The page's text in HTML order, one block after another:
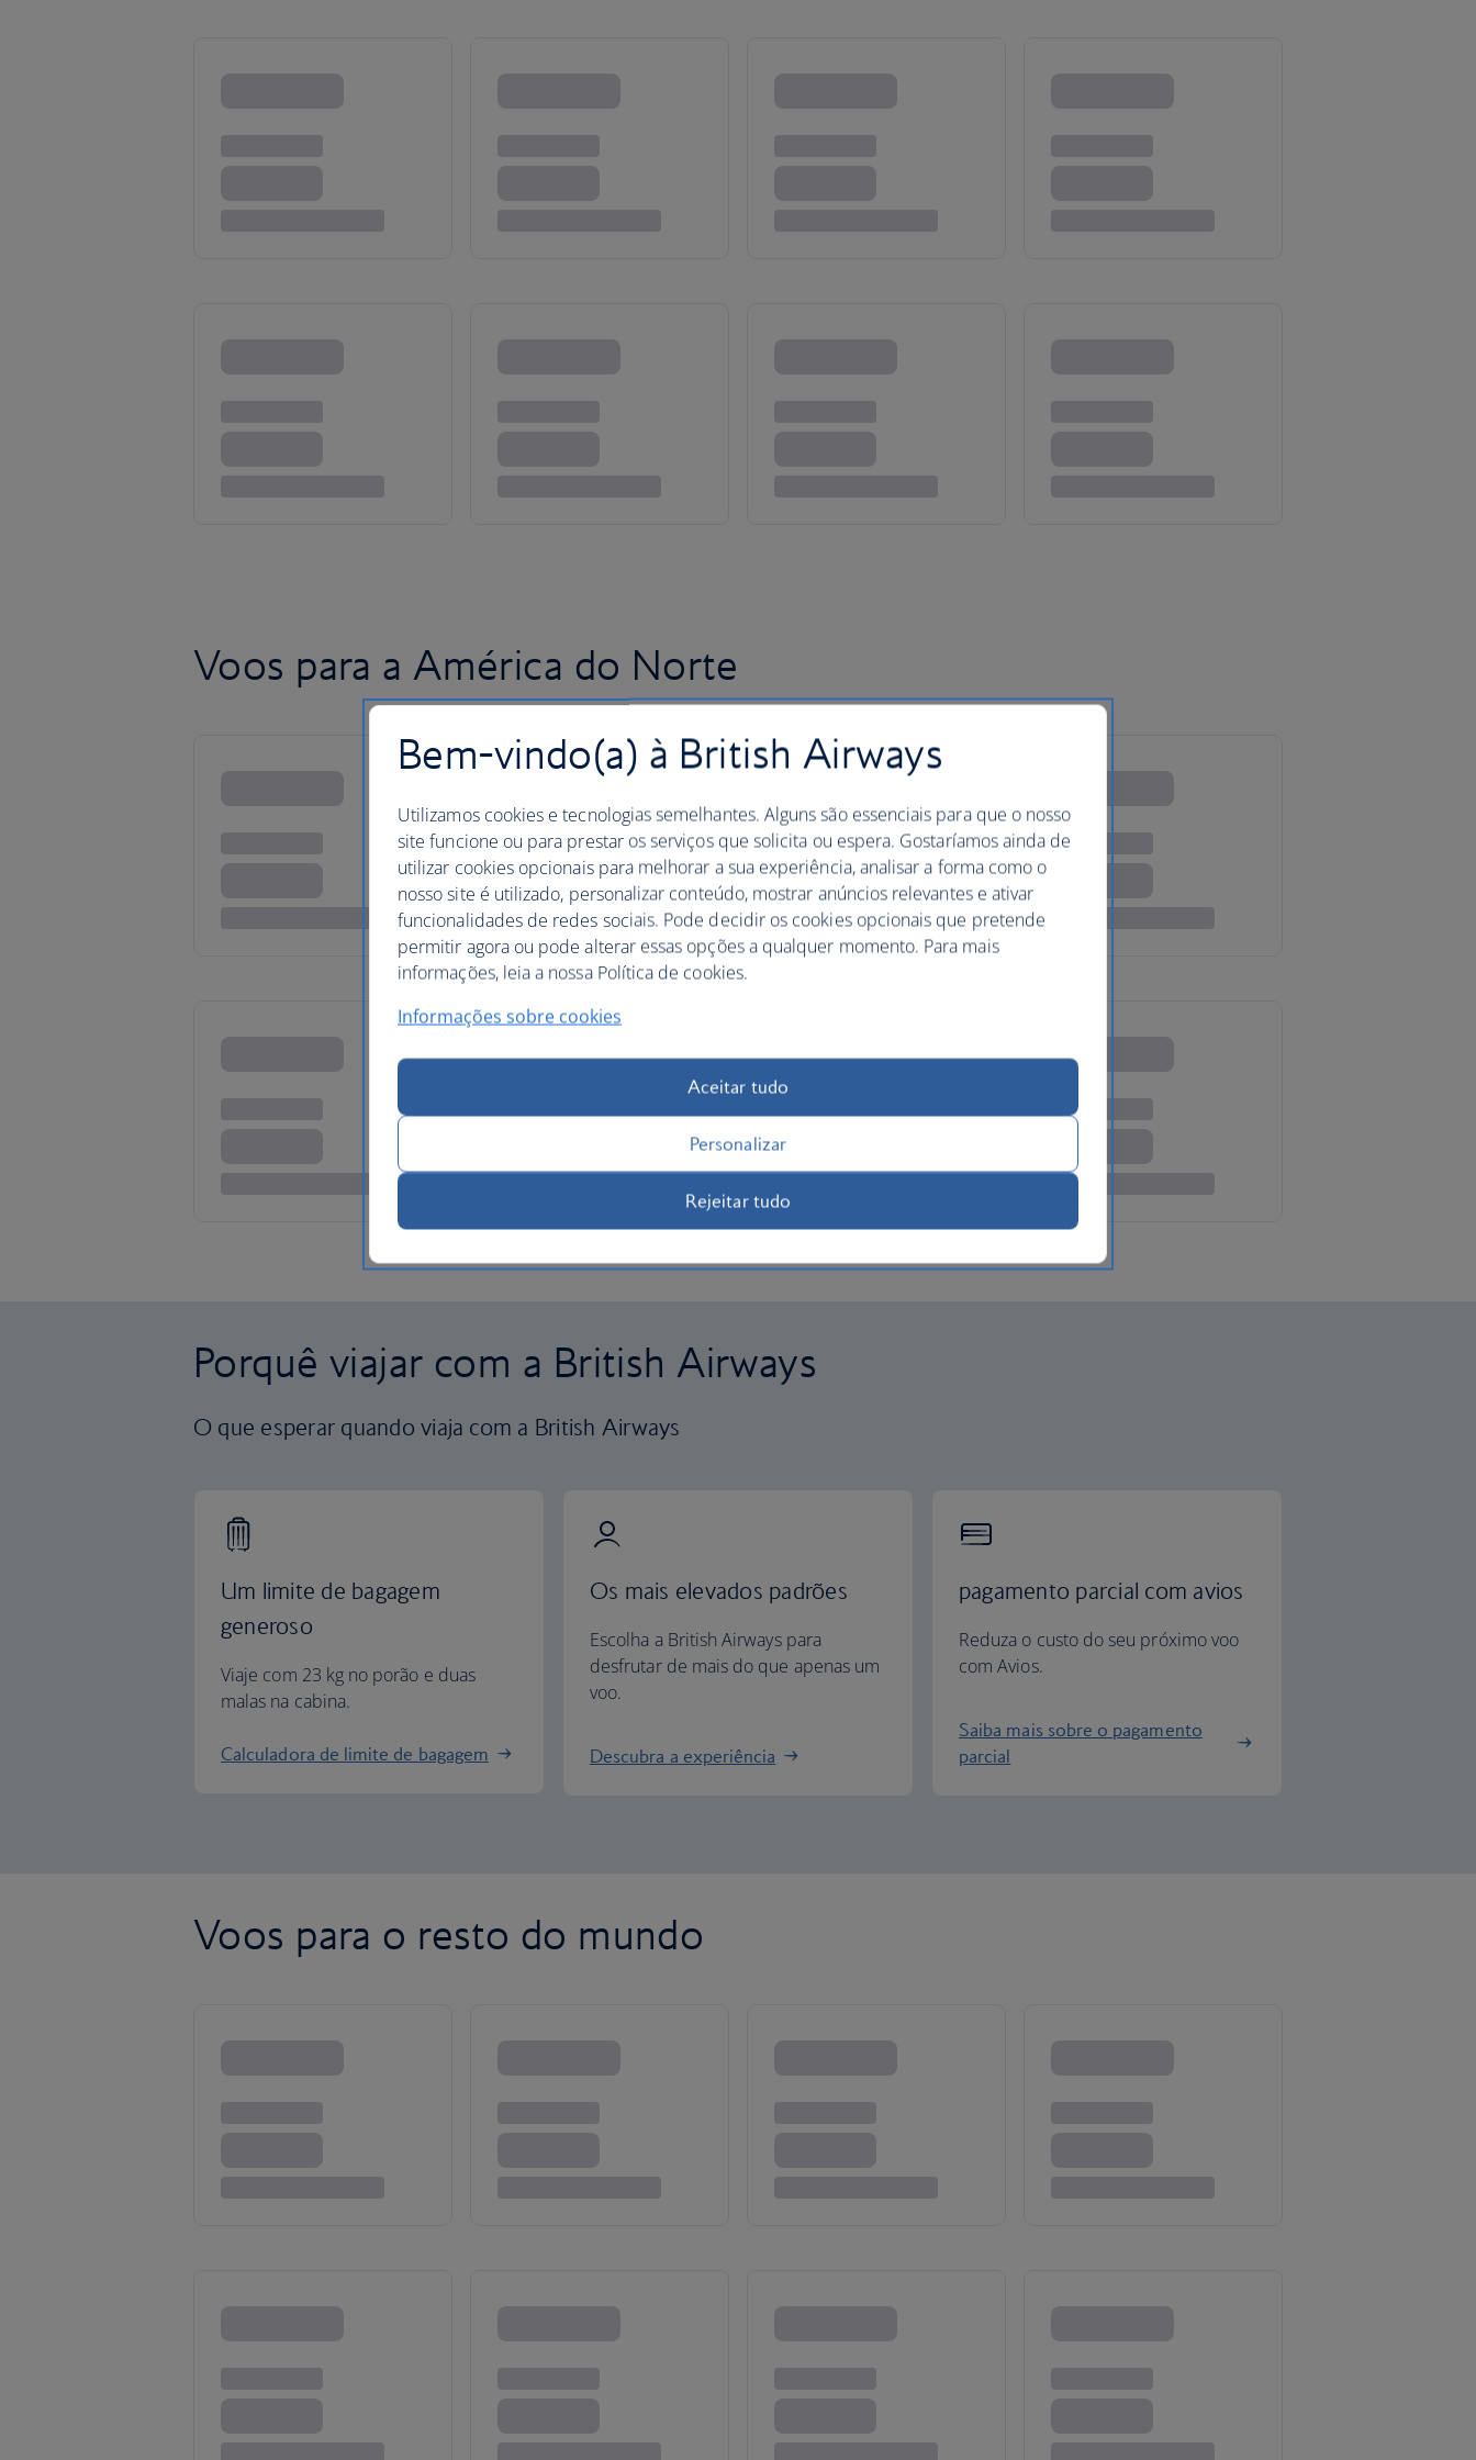
Voos para a América do Norte
Porquê viajar com a British Airways
O que esperar quando viaja com a British Airways
Um limite de bagagem
generoso
Viaje com 23 kg no porão e duas
malas na cabina.
Calculadora de limite de bagagem
Os mais elevados padrões
Escolha a British Airways para
desfrutar de mais do que apenas um
voo.
Descubra a experiência
pagamento parcial com avios
Reduza o custo do seu próximo voo
com Avios.
Saiba mais sobre o pagamento
parcial
Voos para o resto do mundo
Bem-vindo(a) à British Airways
Utilizamos cookies e tecnologias semelhantes. Alguns são essenciais para que o nosso
site funcione ou para prestar os serviços que solicita ou espera. Gostaríamos ainda de
utilizar cookies opcionais para melhorar a sua experiência, analisar a forma como o
nosso site é utilizado, personalizar conteúdo, mostrar anúncios relevantes e ativar
funcionalidades de redes sociais. Pode decidir os cookies opcionais que pretende
permitir agora ou pode alterar essas opções a qualquer momento. Para mais
informações, leia a nossa Política de cookies.
Informações sobre cookies
Aceitar tudo
Personalizar
Rejeitar tudo